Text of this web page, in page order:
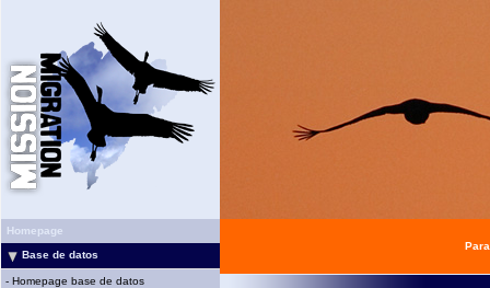
Homepage
Base de datos
- Homepage base de datos